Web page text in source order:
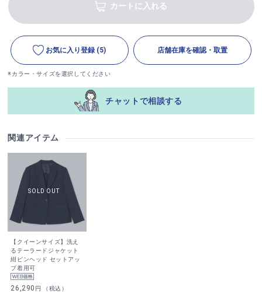
カートに入れる
お気に入り登録 (5) 店舗在庫を確認・取置
※カラー・サイズを選択してください
チャットで相談する
関連アイテム
【クイーンサイズ】洗え
るテーラードジャケット
紺ピンヘッド セットアッ
プ着用可
26,290 円 （税込）